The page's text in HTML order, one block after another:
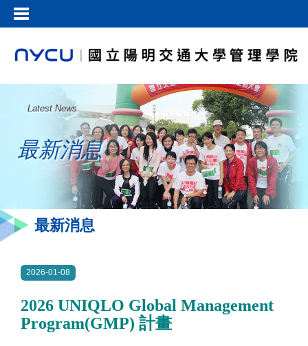
Latest News
最新消息
最新消息
2026-01-08
2026 UNIQLO Global Management
Program(GMP) 計畫